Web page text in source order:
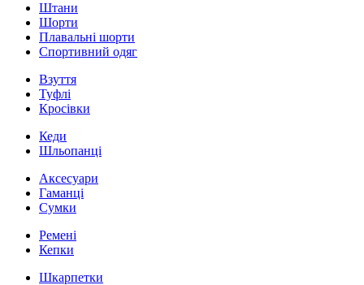
Штани
Шорти
Плавальні шорти
Спортивний одяг
Взуття
Туфлі
Кросівки
Кеди
Шльопанці
Аксесуари
Гаманці
Сумки
Ремені
Кепки
Шкарпетки